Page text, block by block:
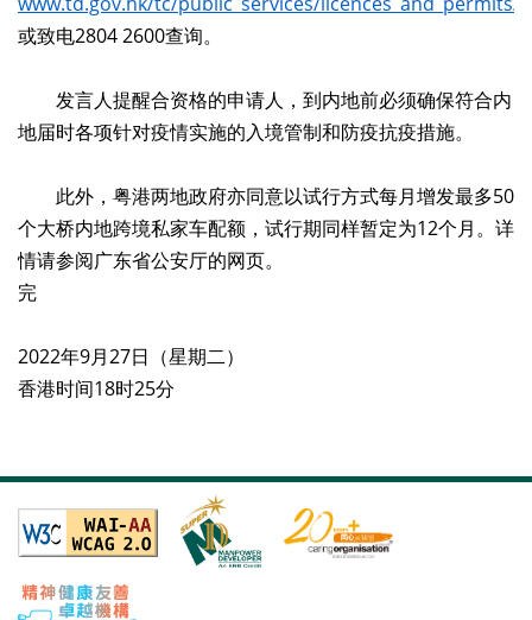
或致电2804 2600查询。
发言人提醒合资格的申请人，到内地前必须确保符合内
地届时各项针对疫情实施的入境管制和防疫抗疫措施。
此外，粤港两地政府亦同意以试行方式每月增发最多50
个大桥内地跨境私家车配额，试行期同样暂定为12个月。详
情请参阅广东省公安厅的网页。
完
2022年9月27日（星期二）
香港时间18时25分